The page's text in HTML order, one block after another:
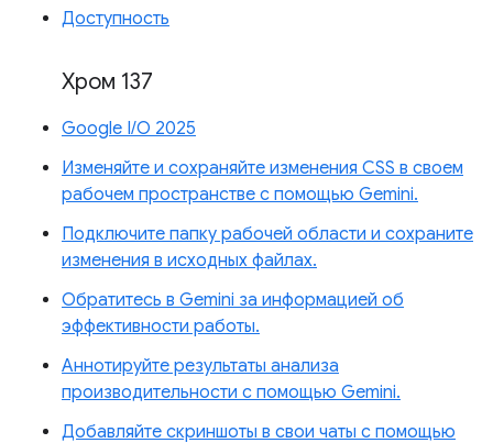
Доступность
Хром 137
Google I/O 2025
Изменяйте и сохраняйте изменения CSS в своем
рабочем пространстве с помощью Gemini.
Подключите папку рабочей области и сохраните
изменения в исходных файлах.
Обратитесь в Gemini за информацией об
эффективности работы.
Аннотируйте результаты анализа
производительности с помощью Gemini.
Добавляйте скриншоты в свои чаты с помощью